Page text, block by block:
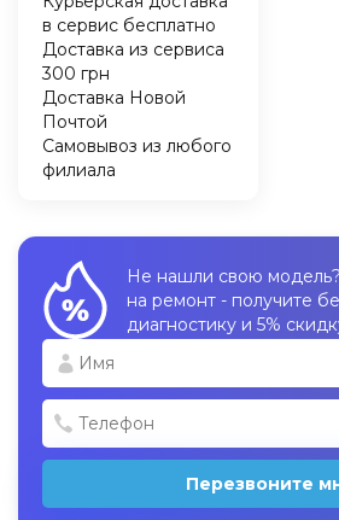
в сервис бесплатно
Доставка из сервиса
300 грн
Доставка Новой
Почтой
Самовывоз из любого
филиала
Не нашли свою модель?
на ремонт - получите
диагностику и 5%
Перезвоните